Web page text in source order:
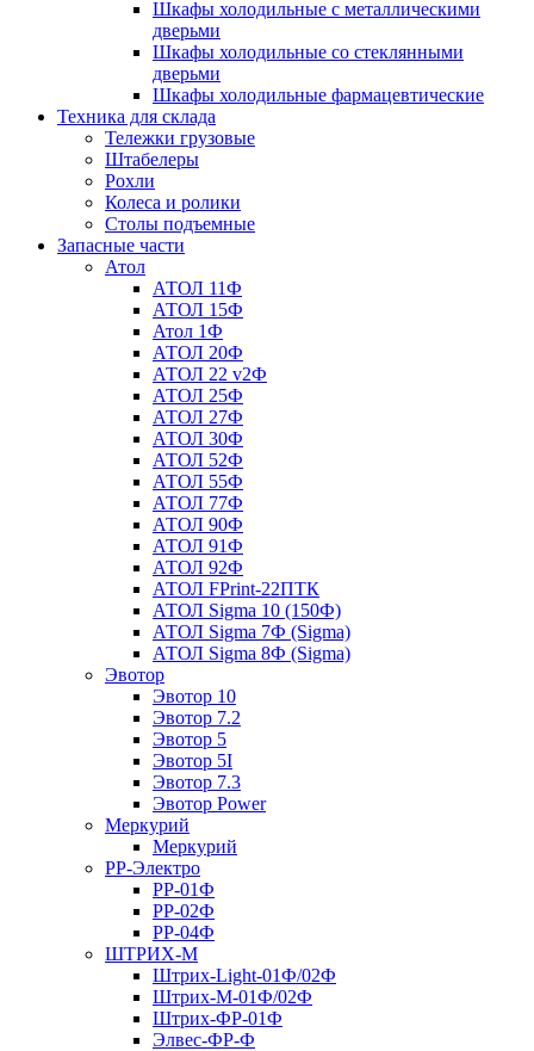
Шкафы холодильные с металлическими
дверьми
Шкафы холодильные со стеклянными
дверьми
Шкафы холодильные фармацевтические
Техника для склада
Тележки грузовые
Штабелеры
Рохли
Колеса и ролики
Столы подъемные
Запасные части
Атол
АТОЛ 11Ф
АТОЛ 15Ф
Атол 1Ф
АТОЛ 20Ф
АТОЛ 22 v2Ф
АТОЛ 25Ф
АТОЛ 27Ф
АТОЛ 30Ф
АТОЛ 52Ф
АТОЛ 55Ф
АТОЛ 77Ф
АТОЛ 90Ф
АТОЛ 91Ф
АТОЛ 92Ф
АТОЛ FPrint-22ПТК
АТОЛ Sigma 10 (150Ф)
АТОЛ Sigma 7Ф (Sigma)
АТОЛ Sigma 8Ф (Sigma)
Эвотор
Эвотор 10
Эвотор 7.2
Эвотор 5
Эвотор 5I
Эвотор 7.3
Эвотор Power
Меркурий
Меркурий
РР-Электро
РР-01Ф
РР-02Ф
РР-04Ф
ШТРИХ-М
Штрих-Light-01Ф/02Ф
Штрих-М-01Ф/02Ф
Штрих-ФР-01Ф
Элвес-ФР-Ф